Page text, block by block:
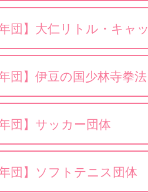
団】大仁リトル・キャ
団】伊豆の国少林寺拳法
団】サッカー団体
団】ソフトテニス団体